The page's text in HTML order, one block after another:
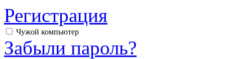
Регистрация
Чужой компьютер
Забыли пароль?